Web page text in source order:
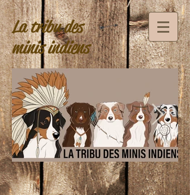
La tribu des
minis indiens